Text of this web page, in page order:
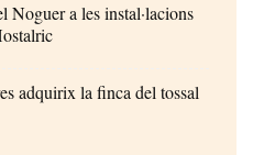
a les instal·lacions
adquirix la finca del tossal